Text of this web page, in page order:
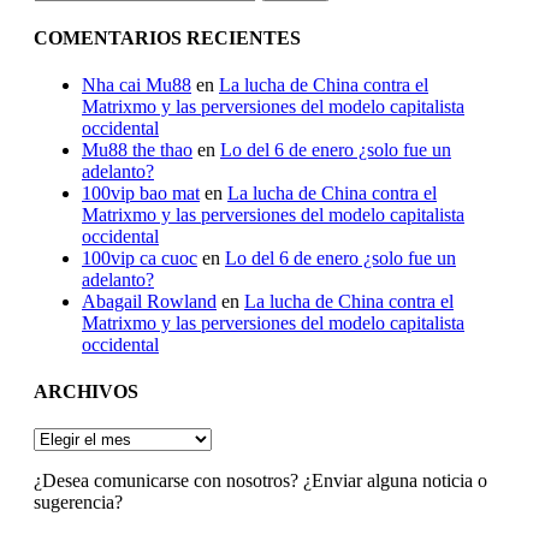
COMENTARIOS RECIENTES
Nha cai Mu88 en La lucha de China contra el
Matrixmo y las perversiones del modelo capitalista
occidental
Mu88 the thao en Lo del 6 de enero ¿solo fue un
adelanto?
100vip bao mat en La lucha de China contra el
Matrixmo y las perversiones del modelo capitalista
occidental
100vip ca cuoc en Lo del 6 de enero ¿solo fue un
adelanto?
Abagail Rowland en La lucha de China contra el
Matrixmo y las perversiones del modelo capitalista
occidental
ARCHIVOS
ARCHIVOS
¿Desea comunicarse con nosotros? ¿Enviar alguna noticia o
sugerencia?